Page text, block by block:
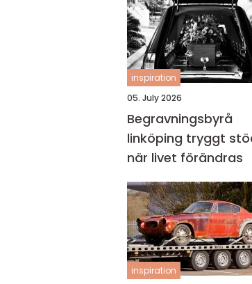
inspiration
05. July 2026
Begravningsbyrå
linköping tryggt stöd
när livet förändras
inspiration